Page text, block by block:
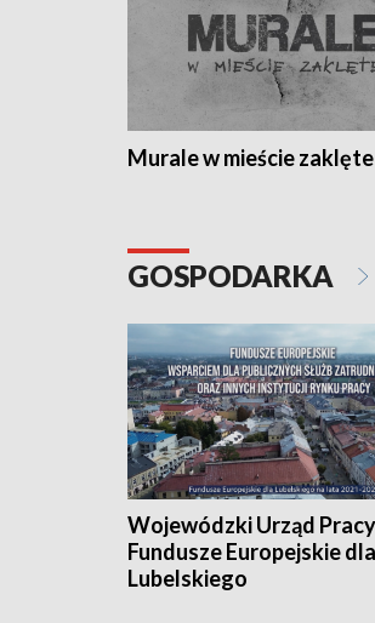
Murale w mieście zaklęte
GOSPODARKA
Wojewódzki Urząd
Fundusze Europejskie dla
Lubelskiego